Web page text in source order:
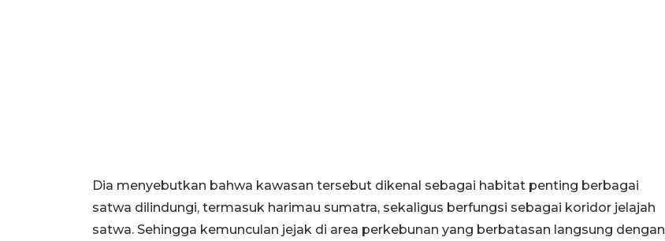
Dia menyebutkan bahwa kawasan tersebut dikenal sebagai habitat penting berbagai
satwa dilindungi, termasuk harimau sumatra, sekaligus berfungsi sebagai koridor jelajah
satwa. Sehingga kemunculan jejak di area perkebunan yang berbatasan langsung dengan